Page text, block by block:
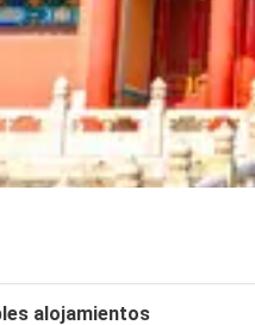
alojamientos